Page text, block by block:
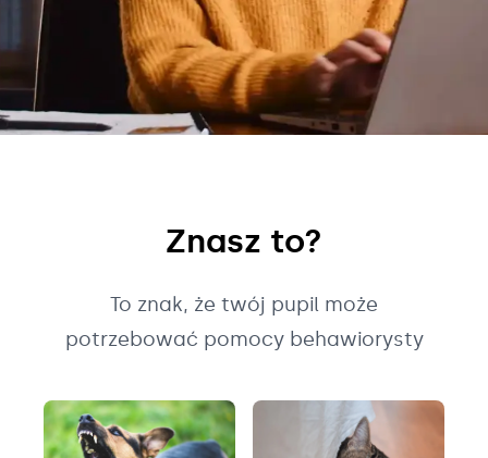
Znasz to?
To znak, że twój pupil może
potrzebować pomocy behawiorysty